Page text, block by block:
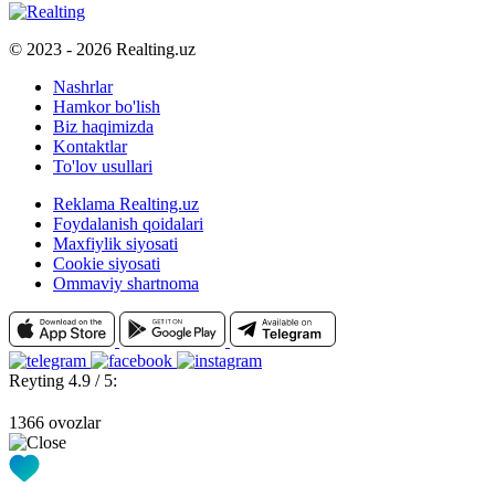
© 2023 - 2026 Realting.uz
Nashrlar
Hamkor bo'lish
Biz haqimizda
Kontaktlar
To'lov usullari
Reklama Realting.uz
Foydalanish qoidalari
Maxfiylik siyosati
Cookie siyosati
Ommaviy shartnoma
Reyting 4.9 / 5:
1366 ovozlar